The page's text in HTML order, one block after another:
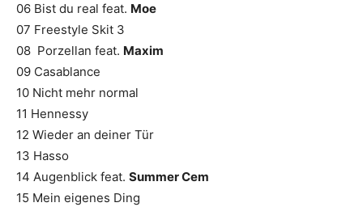
06 Bist du real feat. Moe
07 Freestyle Skit 3
08 Porzellan feat. Maxim
09 Casablance
10 Nicht mehr normal
11 Hennessy
12 Wieder an deiner Tür
13 Hasso
14 Augenblick feat. Summer Cem
15 Mein eigenes Ding